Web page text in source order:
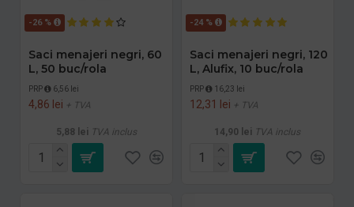
-26 %
Saci menajeri negri, 60
L, 50 buc/rola
PRP 6,56 lei
4,86 lei + TVA
5,88 lei TVA inclus
-24 %
Saci menajeri negri, 120
L, Alufix, 10 buc/rola
PRP 16,23 lei
12,31 lei + TVA
14,90 lei TVA inclus